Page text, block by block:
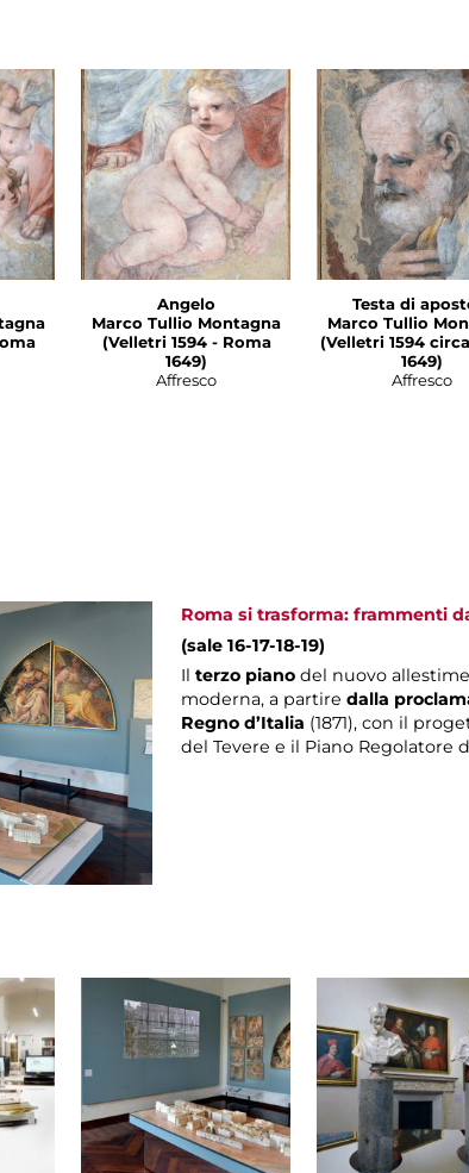
Angelo
Marco Tullio Montagna
(Velletri 1594 - Roma
1649)
Affresco
Testa di
Marco Tullio
(Velletri 1594
1649)
Affresco
Roma si trasforma: frammenti
(sale 16-17-18-19)
Ilterzo piano del nuovo
moderna, a partiredalla
Regno d’Italia (1871), con il
del Tevere e il Piano Regolatore